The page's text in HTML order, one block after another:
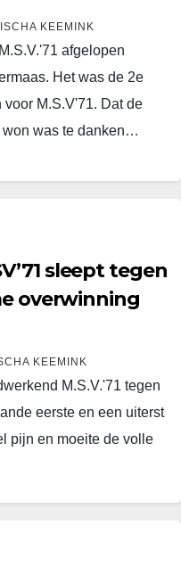
KEEMINK
afgelopen
Het was de 2e
M.S.V'71. Dat de
won was te danken…
sleept tegen
overwinning
KEEMINK
M.S.V.'71 tegen
eerste en een uiterst
pijn en moeite de volle